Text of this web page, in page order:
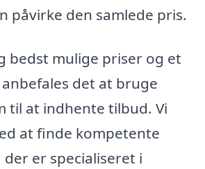
påvirke den samlede pris.
bedst mulige priser og et
det at bruge
til at indhente tilbud. Vi
at finde kompetente
er specialiseret i